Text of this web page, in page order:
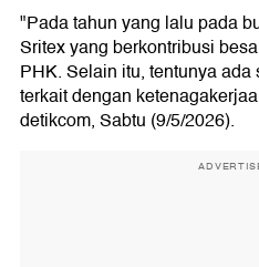
"Pada tahun yang lalu pada
Sritex yang berkontribusi
PHK. Selain itu, tentunya
terkait dengan
detikcom, Sabtu (9/5/2026).